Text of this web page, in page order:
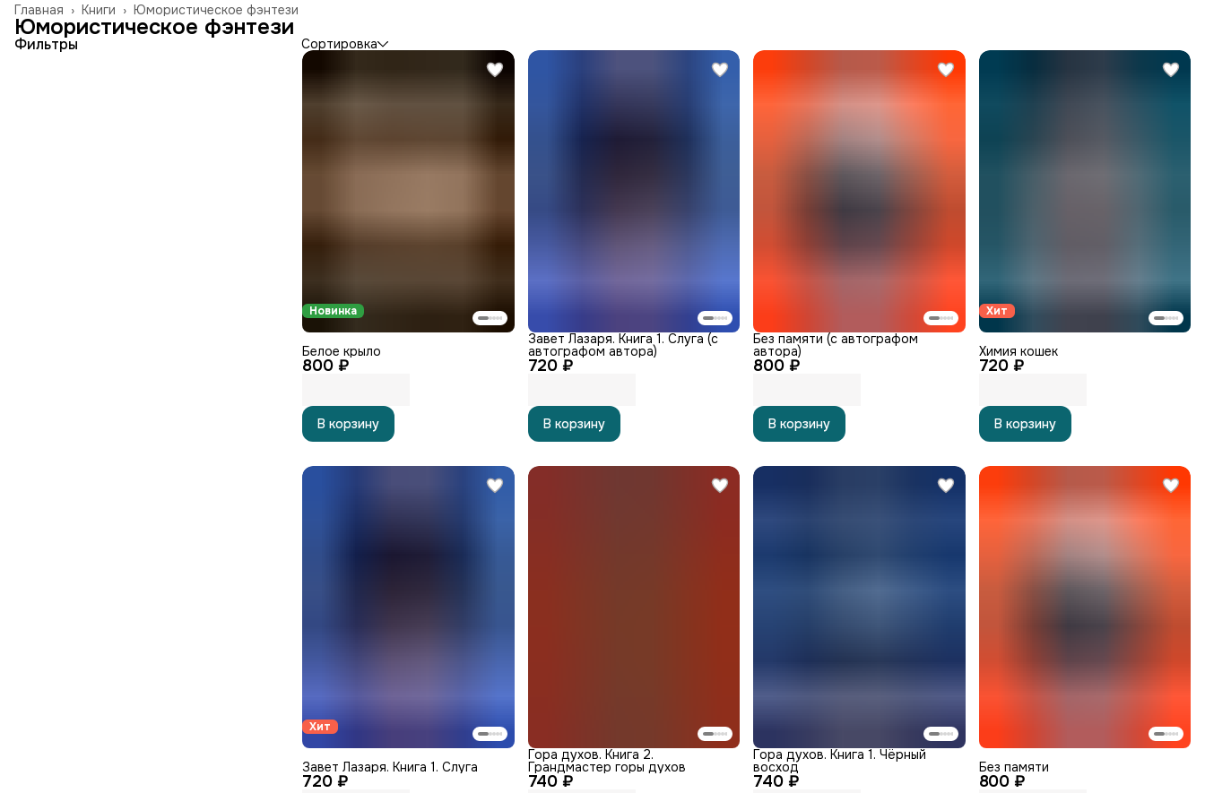
Юмористическое фэнтези
Книги ›
Главная ›
Юмористическое фэнтези
Фильтры Сортировка
Новинка
800 ₽
Белое крыло
В корзину
720 ₽
Завет Лазаря. Книга 1. Слуга (с
автографом автора)
В корзину
800 ₽
Без памяти (с автографом
автора)
В корзину
Хит
720 ₽
Химия кошек
В корзину
Хит
720 ₽
Завет Лазаря. Книга 1. Слуга
740 ₽
Гора духов. Книга 2.
Грандмастер горы духов
740 ₽
Гора духов. Книга 1. Чёрный
восход
800 ₽
Без памяти